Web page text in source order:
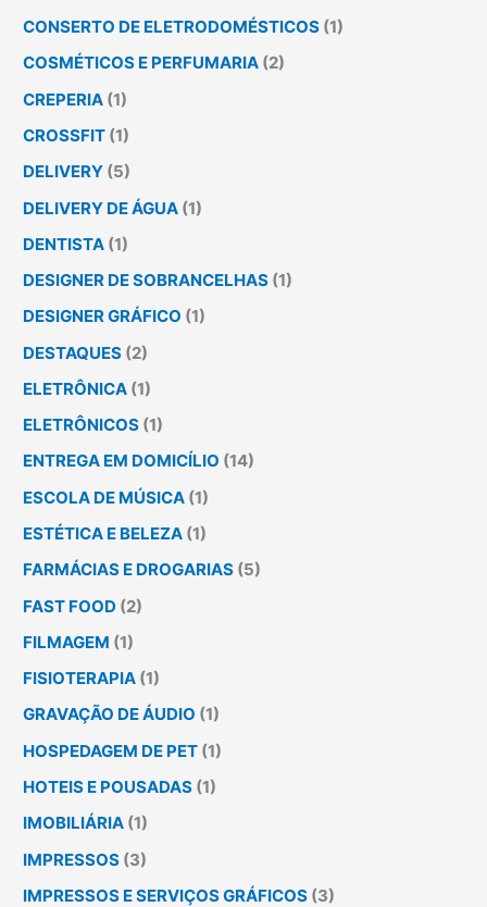
CONSERTO DE ELETRODOMÉSTICOS (1)
COSMÉTICOS E PERFUMARIA (2)
CREPERIA (1)
CROSSFIT (1)
DELIVERY (5)
DELIVERY DE ÁGUA (1)
DENTISTA (1)
DESIGNER DE SOBRANCELHAS (1)
DESIGNER GRÁFICO (1)
DESTAQUES (2)
ELETRÔNICA (1)
ELETRÔNICOS (1)
ENTREGA EM DOMICÍLIO (14)
ESCOLA DE MÚSICA (1)
ESTÉTICA E BELEZA (1)
FARMÁCIAS E DROGARIAS (5)
FAST FOOD (2)
FILMAGEM (1)
FISIOTERAPIA (1)
GRAVAÇÃO DE ÁUDIO (1)
HOSPEDAGEM DE PET (1)
HOTEIS E POUSADAS (1)
IMOBILIÁRIA (1)
IMPRESSOS (3)
IMPRESSOS E SERVIÇOS GRÁFICOS (3)